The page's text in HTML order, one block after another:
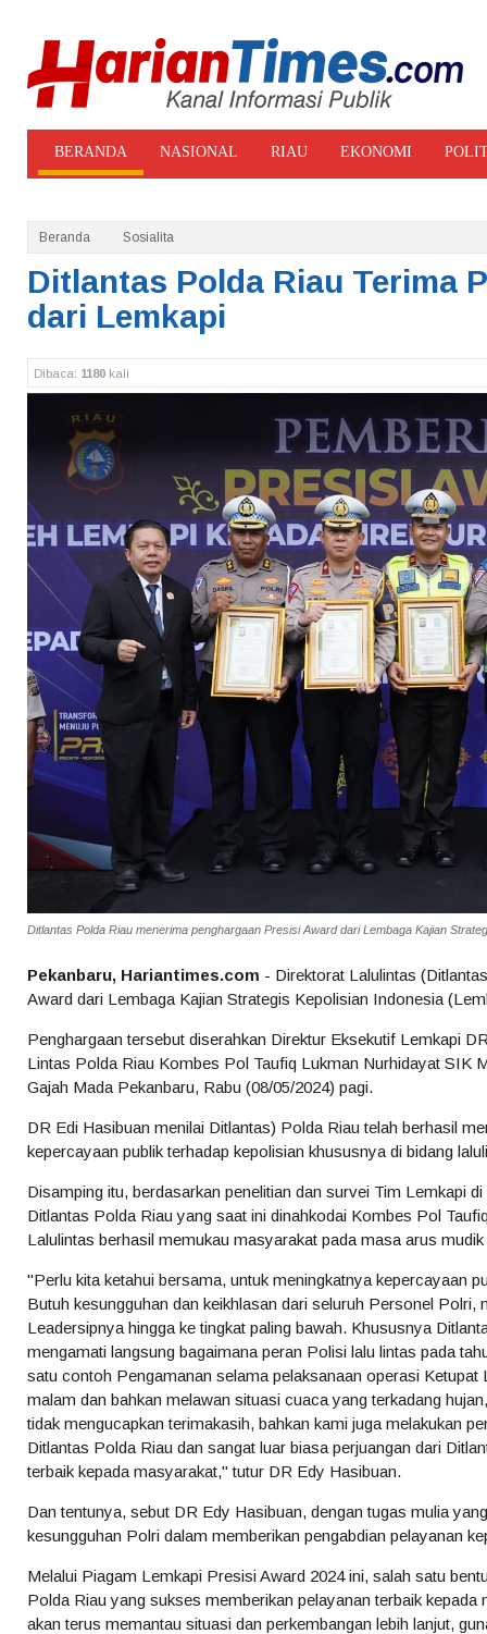
BERANDA NASIONAL RIAU EKONOMI
Beranda Sosialita
Ditlantas Polda Riau Terima
dari Lemkapi
Dibaca: 1180 kali
Ditlantas Polda Riau menerima penghargaan Presisi Award dari Lembaga Kajian
Pekanbaru, Hariantimes.com - Direktorat Lalulintas
Award dari Lembaga Kajian Strategis Kepolisian Indonesia
Penghargaan tersebut diserahkan Direktur Eksekutif Lemkapi
Lintas Polda Riau Kombes Pol Taufiq Lukman Nurhidayat SIK
Gajah Mada Pekanbaru, Rabu (08/05/2024) pagi.
DR Edi Hasibuan menilai Ditlantas) Polda Riau telah berhasil
kepercayaan publik terhadap kepolisian khususnya di bidang
Disamping itu, berdasarkan penelitian dan survei Tim Lemkapi
Ditlantas Polda Riau yang saat ini dinahkodai Kombes Pol
Lalulintas berhasil memukau masyarakat pada masa arus
"Perlu kita ketahui bersama, untuk meningkatnya kepercayaan
Butuh kesungguhan dan keikhlasan dari seluruh Personel Polri,
Leadersipnya hingga ke tingkat paling bawah. Khususnya
mengamati langsung bagaimana peran Polisi lalu lintas pada
satu contoh Pengamanan selama pelaksanaan operasi Ketupat
malam dan bahkan melawan situasi cuaca yang terkadang
tidak mengucapkan terimakasih, bahkan kami juga melakukan
Ditlantas Polda Riau dan sangat luar biasa perjuangan dari
terbaik kepada masyarakat," tutur DR Edy Hasibuan.
Dan tentunya, sebut DR Edy Hasibuan, dengan tugas mulia
kesungguhan Polri dalam memberikan pengabdian pelayanan
Melalui Piagam Lemkapi Presisi Award 2024 ini, salah satu
Polda Riau yang sukses memberikan pelayanan terbaik
akan terus memantau situasi dan perkembangan lebih lanjut,